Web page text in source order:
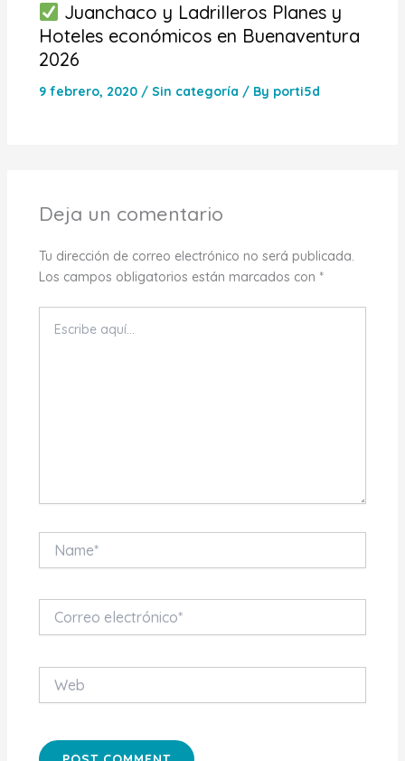
Juanchaco y Ladrilleros Planes y
Hoteles económicos en Buenaventura
2026
9 febrero, 2020 / Sin categoría / By porti5d
Deja un comentario
Tu dirección de correo electrónico no será publicada.
Los campos obligatorios están marcados con *
aquí...
electrónico*